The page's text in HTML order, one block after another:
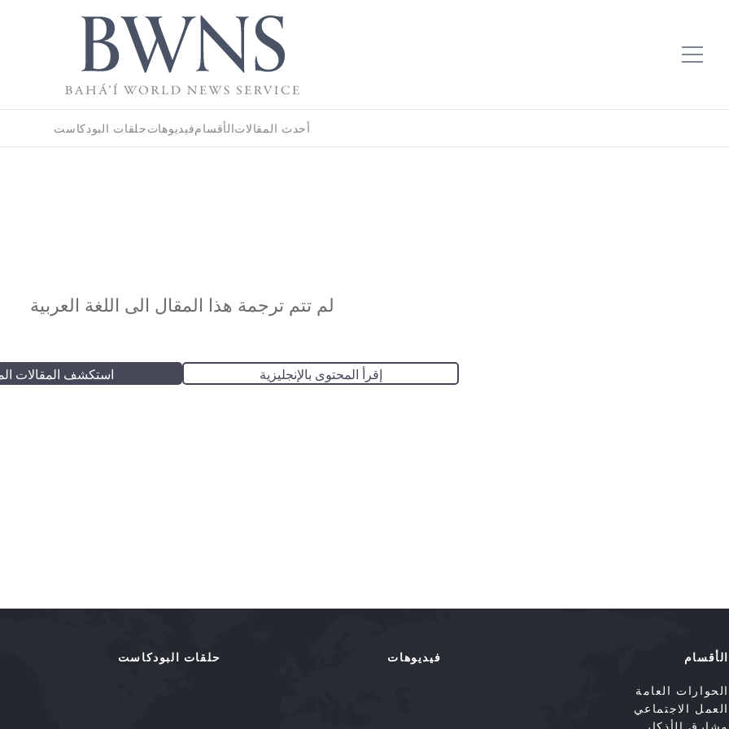
أحدث المقالاتالأقسامفيديوهاتحلقات البودكاست
لم تتم ترجمة هذا المقال الى اللغة العربية
إقرأ المحتوى بالإنجليزية استكشف المقالات
الأقسام
الحوارات العامة
العمل الاجتماعي
مشارق الأذكار
فيديوهات حلقات البودكاست